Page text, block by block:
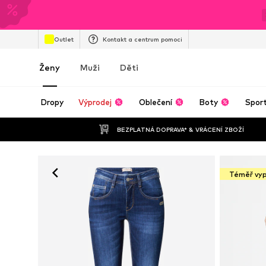
Outlet Kontakt a centrum pomoci
Ženy Muži Děti
Dropy Výprodej Oblečení Boty Sport
BEZPLATNÁ DOPRAVA* & VRÁCENÍ ZBOŽÍ
Téměř